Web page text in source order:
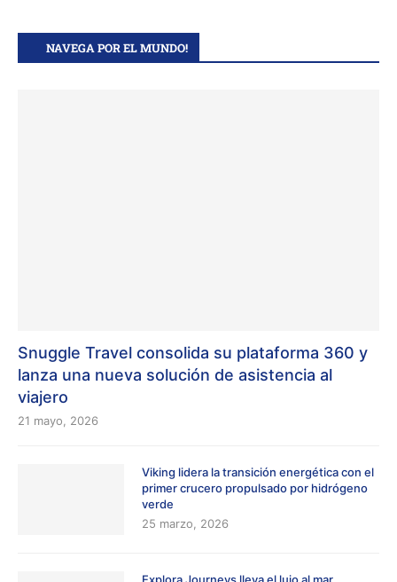
NAVEGA POR EL MUNDO!
Snuggle Travel consolida su plataforma 360 y
lanza una nueva solución de asistencia al
viajero
21 mayo, 2026
Viking lidera la transición energética con el
primer crucero propulsado por hidrógeno
verde
25 marzo, 2026
Explora Journeys lleva el lujo al mar